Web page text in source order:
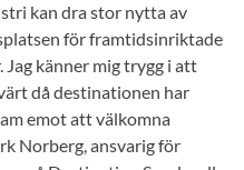
kan dra stor nytta av
för framtidsinriktade
känner mig trygg i att
då destinationen har
emot att välkomna
Norberg, ansvarig för